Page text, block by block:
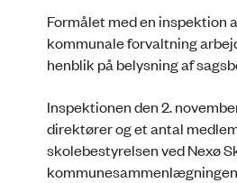
Formålet med en inspektion
kommunale forvaltning
henblik på belysning af
Inspektionen den 2.
direktører og et antal
skolebestyrelsen ved Nexø